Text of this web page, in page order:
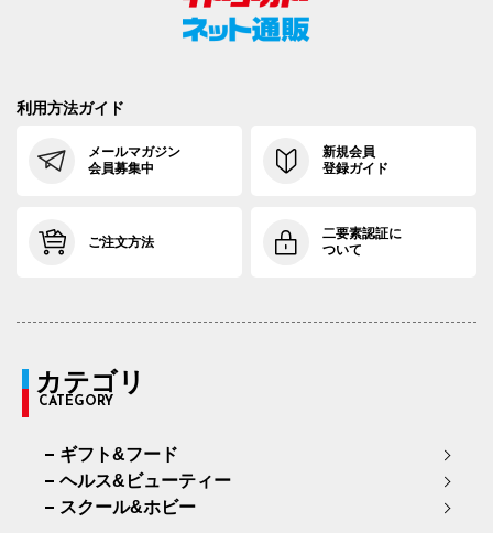
利用方法ガイド
メールマガジン
会員募集中
新規会員
登録ガイド
ご注文方法
二要素認証に
ついて
カテゴリ
CATEGORY
ギフト&フード
ヘルス&ビューティー
スクール&ホビー